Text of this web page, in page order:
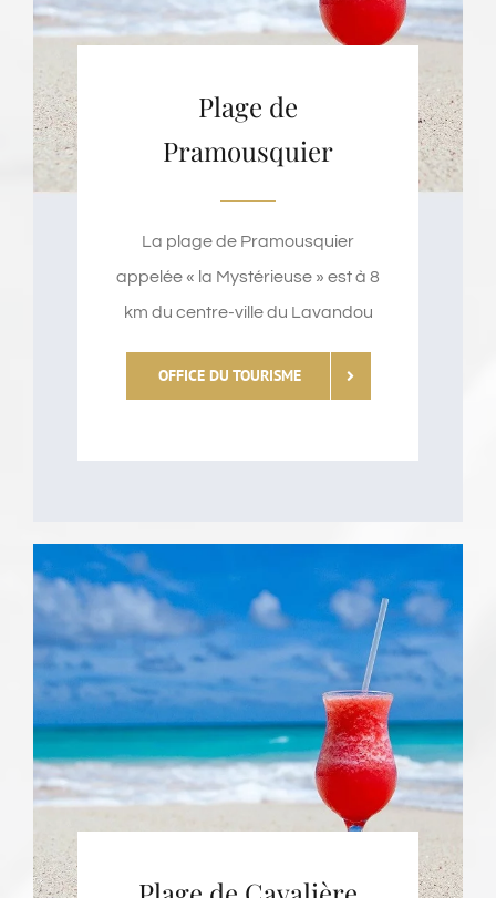
Plage de
Pramousquier
La plage de Pramousquier
appelée « la Mystérieuse » est à 8
km du centre-ville du Lavandou
OFFICE DU TOURISME